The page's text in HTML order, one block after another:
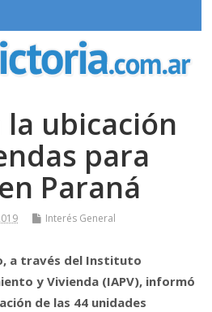
ubicación
para
Paraná
Interés General
a través del Instituto
y Vivienda (IAPV), informó
de las 44 unidades